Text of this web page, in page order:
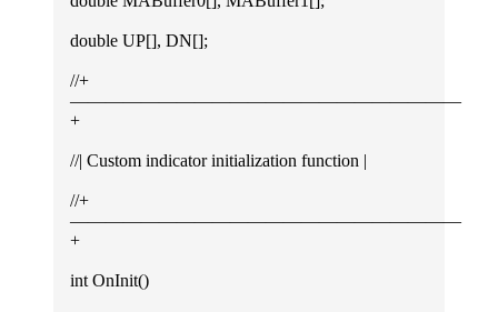
double UP[], DN[];
//+
——————————————————————
+
//| Custom indicator initialization function |
//+
——————————————————————
+
int OnInit()